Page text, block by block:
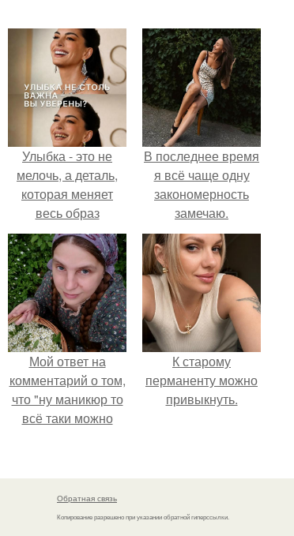
Улыбка - это не
мелочь, а деталь,
которая меняет
весь образ
человека.
В последнее время
я всё чаще одну
закономерность
замечаю.
Мой ответ на
комментарий о том,
что "ну маникюр то
всё таки можно
К старому
перманенту можно
привыкнуть.
Обратная связь
Копирование разрешено при указании обратной гиперссылки.